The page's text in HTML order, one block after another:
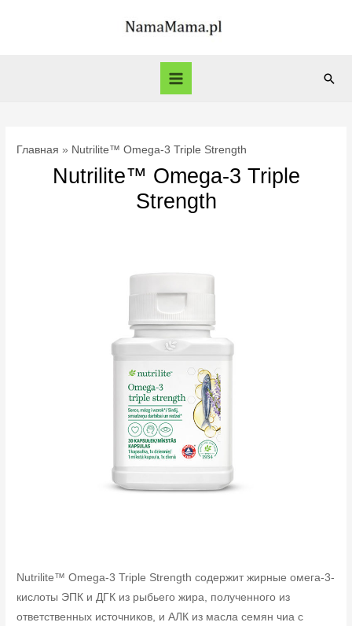
Main
Главная Nutrilite™ Omega-3 Triple Strength
Nutrilite™ Omega-3 Triple
Strength
Nutrilite™ Omega-3 Triple Strength содержит жирные омега-3-
кислоты ЭПК и ДГК из рыбьего жира, полученного из
ответственных источников, и АЛК из масла семян чиа с